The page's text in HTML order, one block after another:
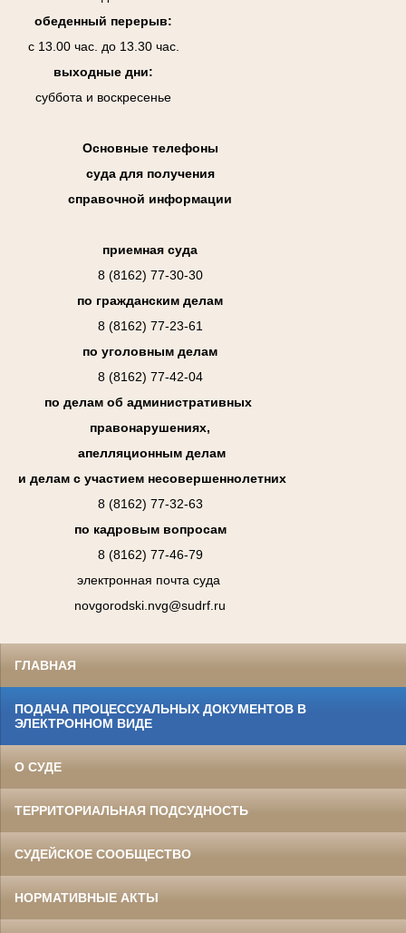
обеденный перерыв:
с 13.00 час. до 13.30 час.
выходные дни:
суббота и воскресенье
Основные телефоны
суда для получения
справочной информации
приемная суда
8 (8162) 77-30-30
по гражданским делам
8 (8162) 77-23-61
по уголовным делам
8 (8162) 77-42-04
по делам об административных
правонарушениях,
апелляционным делам
и делам с участием несовершеннолетних
8 (8162) 77-32-63
по кадровым вопросам
8 (8162) 77-46-79
электронная почта суда
novgorodski.nvg@sudrf.ru
ГЛАВНАЯ
ПОДАЧА ПРОЦЕССУАЛЬНЫХ ДОКУМЕНТОВ В
ЭЛЕКТРОННОМ ВИДЕ
О СУДЕ
ТЕРРИТОРИАЛЬНАЯ ПОДСУДНОСТЬ
СУДЕЙСКОЕ СООБЩЕСТВО
НОРМАТИВНЫЕ АКТЫ